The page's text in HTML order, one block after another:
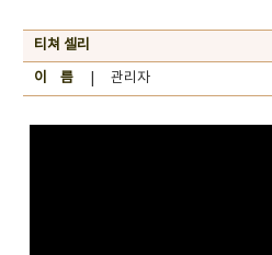
티쳐 셀리
이 름| 관리자